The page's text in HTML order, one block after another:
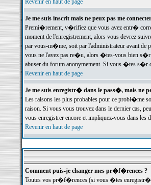
Revenir en haut de page
Je me suis inscrit mais ne peux pas me
Premi�rement, v�rifiez que vous avez entr�
moment de l'enregistrement, alors vous devrez
par vous-m�me, soit par l'administrateur avant de
vous ne l'avez pas re�u, alors �tes-vous bien s�r
abuser du forum anonymement. Si vous �tes s�r
Revenir en haut de page
Je me suis enregistr� dans le pass�, mais ne
Les raisons les plus probables pour ce
raison. Si vous vous trouvez dans le dernier cas,
vous enregistrer encore et impliquez-vous dans les
Revenir en haut de page
Comment puis-je changer mes pr�f�rences ?
Toutes vos pr�f�rences (si vous �tes